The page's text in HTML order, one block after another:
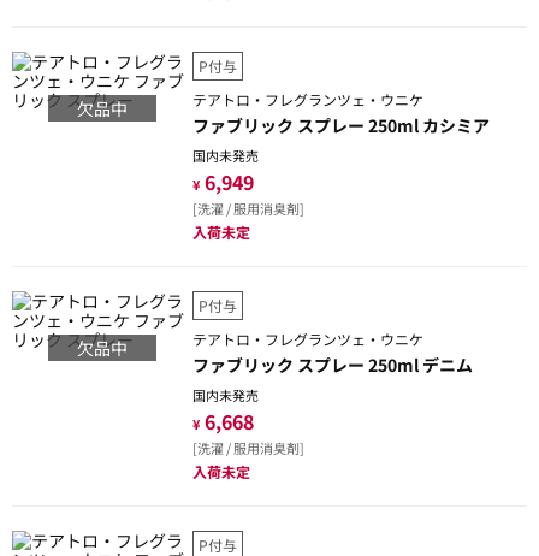
欠品中
P付与
テアトロ・フレグランツェ・ウニケ
ファブリック スプレー 250ml カシミア
国内未発売
¥ 6,949
[洗濯 / 服用消臭剤]
入荷未定
欠品中
P付与
テアトロ・フレグランツェ・ウニケ
ファブリック スプレー 250ml デニム
国内未発売
¥ 6,668
[洗濯 / 服用消臭剤]
入荷未定
P付与